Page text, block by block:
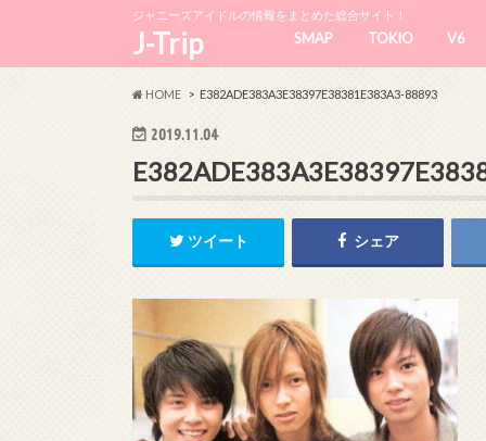
ジャニーズアイドルの情報をまとめた総合サイト！
J-Trip SMAP TOKIO V6
HOME E382ADE383A3E38397E38381E383A3-88893
2019.11.04
ツイート シェア